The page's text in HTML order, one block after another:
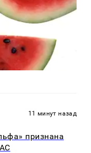
11 минут назад
признана